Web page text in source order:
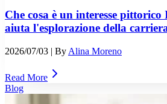
Che cosa è un interesse
aiuta l'esplorazione della
2026/07/03 | By Alina Moreno
Read More
Blog